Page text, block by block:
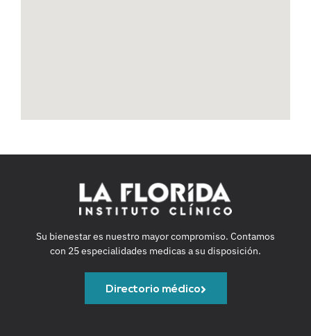
Su bienestar es nuestro mayor compromiso. Contamos
con 25 especialidades medicas a su disposición.
Directorio médico